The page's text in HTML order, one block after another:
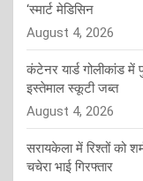
‘स्मार्ट मेडिसिन
August 4, 2026
कंटेनर यार्ड गोलीकांड में
इस्तेमाल स्कूटी जब्त
August 4, 2026
सरायकेला में रिश्तों को
चचेरा भाई गिरफ्तार